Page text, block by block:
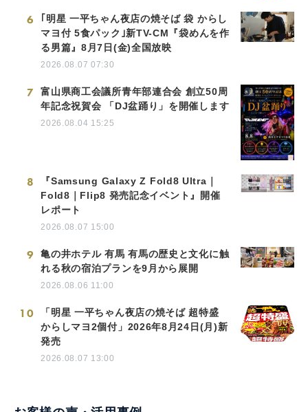
6
｢明星 一平ちゃん夜店の焼そば 袋 からし
マヨ付 5食パック｣新TV-CM『袋めんを作
る男篇』8月7日(金)全国放映
2026.08.07 07:30
7
富山県商工会議所青年部連合会 創立50周
年記念祝賀会 「DJ盆踊り」を開催します
2026.08.04 15:25
8
『Samsung Galaxy Z Fold8 Ultra｜
Fold8｜Flip8 発売記念イベント』開催
レポート
2026.08.07 15:00
9
亀の井ホテル 有馬 有馬の歴史と文化に触
れる秋の宿泊プランを9月から展開
2026.08.06 11:00
10
「明星 一平ちゃん夜店の焼そば 超特盛
からしマヨ2個付」2026年8月24日(月)新
発売
2026.08.07 13:00